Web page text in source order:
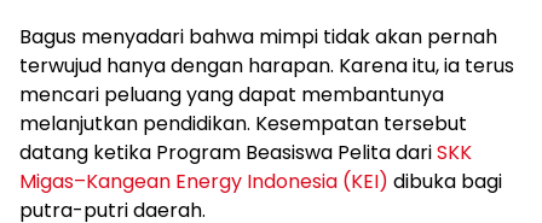
Bagus menyadari bahwa mimpi tidak akan pernah
terwujud hanya dengan harapan. Karena itu, ia terus
mencari peluang yang dapat membantunya
melanjutkan pendidikan. Kesempatan tersebut
datang ketika Program Beasiswa Pelita dariSKK
Migas–Kangean Energy Indonesia (KEI) dibuka bagi
putra-putri daerah.